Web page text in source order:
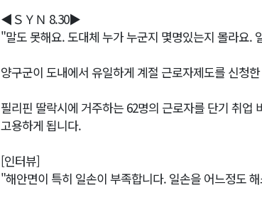
◀ＳＹＮ 8.30▶
"말도 못해요. 도대체 누가 누군지 몇명있는지 몰라요.
양구군이 도내에서 유일하게 계절 근로자제도를 신청
필리핀 딸락시에 거주하는 62명의 근로자를 단기 취업
고용하게 됩니다.
[인터뷰]
"해안면이 특히 일손이 부족합니다. 일손을 어느정도